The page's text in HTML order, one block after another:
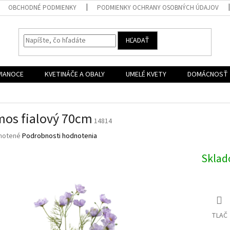
OBCHODNÉ PODMIENKY PODMIENKY OCHRANY OSOBNÝCH ÚDAJOV
HĽADAŤ
KVETINÁČE A OBALY UMELÉ KVETY DOMÁCNOSŤ
fialový 70cm 14814
Podrobnosti hodnotenia
TLAČ